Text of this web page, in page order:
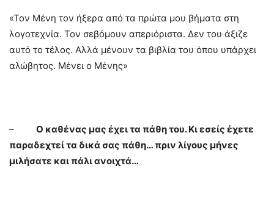
«Τον Μένη τον ήξερα από τα πρώτα μου βήματα στη
λογοτεχνία. Τον σεβόμουν απεριόριστα. Δεν του άξιζε
αυτό το τέλος. Αλλά μένουν τα βιβλία του όπου υπάρχει
αλώβητος. Μένει ο Μένης»
– Ο καθένας μας έχει τα πάθη του. Κι εσείς έχετε
παραδεχτεί τα δικά σας πάθη… πριν λίγους μήνες
μιλήσατε και πάλι ανοιχτά…